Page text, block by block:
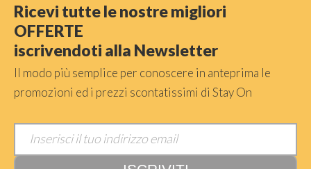
Ricevi tutte le nostre migliori
OFFERTE
iscrivendoti alla Newsletter
Il modo più semplice per conoscere in anteprima le
promozioni ed i prezzi scontatissimi di Stay On